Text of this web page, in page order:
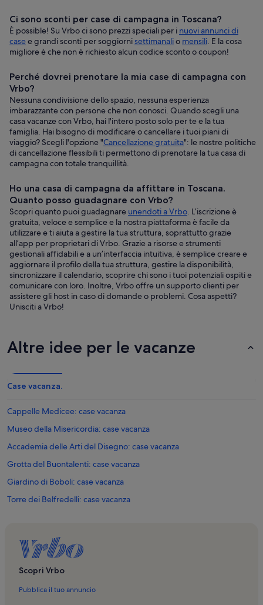
Ci sono sconti per case di campagna in Toscana?
È possible! Su Vrbo ci sono prezzi speciali per i nuovi annunci di
casee grandi sconti per soggiornisettimanalio mensili. E la cosa
migliore è che non è richiesto alcun codice sconto o coupon!
Perché dovrei prenotare la mia case di campagna con
Vrbo?
Nessuna condivisione dello spazio, nessuna esperienza
imbarazzante con persone che non conosci. Quando scegli una
casa vacanze con Vrbo, hai l'intero posto solo per te e la tua
famiglia. Hai bisogno di modificare o cancellare i tuoi piani di
viaggio? Scegli l'opzione "Cancellazione gratuita": le nostre politiche
di cancellazione flessibili ti permettono di prenotare la tua casa di
campagna con totale tranquillità.
Ho una casa di campagna da affittare in Toscana.
Quanto posso guadagnare con Vrbo?
Scopri quanto puoi guadagnare unendoti a Vrbo. L’iscrizione è
gratuita, veloce e semplice e la nostra piattaforma è facile da
utilizzare e ti aiuta a gestire la tua struttura, soprattutto grazie
all’app per proprietari di Vrbo. Grazie a risorse e strumenti
gestionali affidabili e a un’interfaccia intuitiva, è semplice creare e
aggiornare il profilo della tua struttura, gestire la disponibilità,
sincronizzare il calendario, scoprire chi sono i tuoi potenziali ospiti e
comunicare con loro. Inoltre, Vrbo offre un supporto clienti per
assistere gli host in caso di domande o problemi. Cosa aspetti?
Unisciti a Vrbo!
Altre idee per le vacanze
Case vacanza.
Cappelle Medicee: case vacanza
Museo della Misericordia: case vacanza
Accademia delle Arti del Disegno: case vacanza
Grotta del Buontalenti: case vacanza
Giardino di Boboli: case vacanza
Torre dei Belfredelli: case vacanza
Cattedrale di Santa Maria del Fiore: case vacanza
Basilica di San Lorenzo: case vacanza
Basilica di Santa Croce: case vacanza
Torre dei Marsili: case vacanza
Scopri Vrbo
Pubblica il tuo annuncio